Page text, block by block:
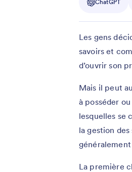
ChatGPT
Les gens
savoirs et
d’ouvrir son
Mais il peut
à posséder
lesquelles se
la gestion
La première